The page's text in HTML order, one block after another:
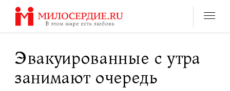
Перейти
содержанию
Эвакуированные с утра
занимают очередь